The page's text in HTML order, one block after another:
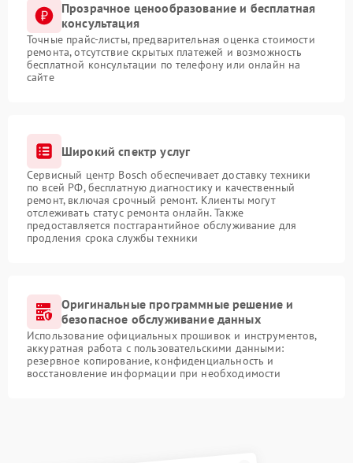
Прозрачное ценообразование и бесплатная
консультация
Точные прайс-листы, предварительная оценка стоимости
ремонта, отсутствие скрытых платежей и возможность
бесплатной консультации по телефону или онлайн на
сайте
Широкий спектр услуг
Сервисный центр Bosch обеспечивает доставку техники
по всей РФ, бесплатную диагностику и качественный
ремонт, включая срочный ремонт. Клиенты могут
отслеживать статус ремонта онлайн. Также
предоставляется постгарантийное обслуживание для
продления срока службы техники
Оригинальные программные решение и
безопасное обслуживание данных
Использование официальных прошивок и инструментов,
аккуратная работа с пользовательскими данными:
резервное копирование, конфиденциальность и
восстановление информации при необходимости